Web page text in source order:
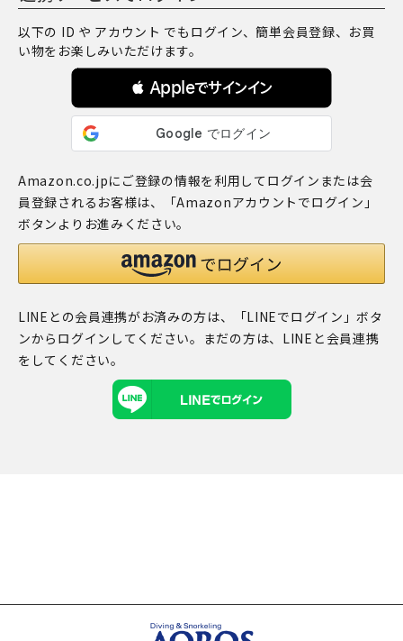
以下の ID や アカウント でもログイン、簡単会員登録、お買
い物をお楽しみいただけます。
 Appleでサインイン
Amazon.co.jpにご登録の情報を利用してログインまたは会
員登録されるお客様は、「Amazonアカウントでログイン」
ボタンよりお進みください。
LINEとの会員連携がお済みの方は、「LINEでログイン」ボタ
ンからログインしてください。まだの方は、 LINEと会員連携
をしてください。